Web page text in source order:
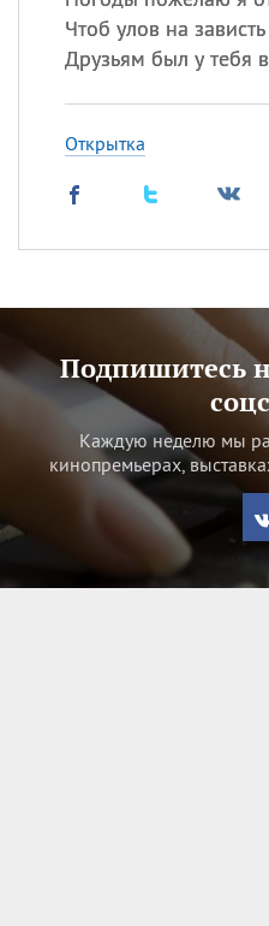
Чтоб улов на
Друзьям был у тебя
Открытка
Подпишитесь
Каждую неделю мы
кинопремьерах,